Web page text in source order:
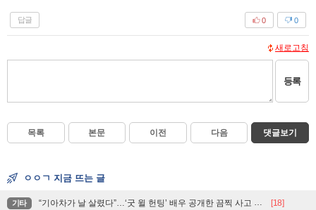
답글 0
0
새로고침
등록
목록 본문 이전 다음 댓글보기
ㅇㅇㄱ 지금 뜨는 글
기타 “기아차가 날 살렸다”…‘굿 윌 헌팅’ 배우 공개한 끔찍 사고 현장 [18]